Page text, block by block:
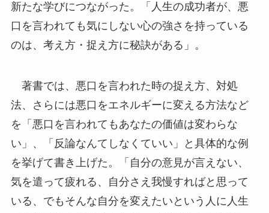
新たな学びにつながった。「人生の成功者が、悪
口を言われても気にしない心の強さを持っている
のは、考え方・捉え方に秘訣がある」。
著書では、悪口を言われた時の捉え方、対処
法、さらには悪口をエネルギーに変える方法など
を「悪口を言われてもあなたの価値は変わらな
い」、「反論なんてしなくていい」と具体的な例
を挙げて書き上げた。「自分の意見が言えない、
気を遣って疲れる、自分さえ我慢すればと思って
いる、でもそんな自分を変えたいという人に人生